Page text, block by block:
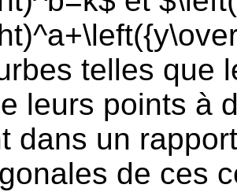
telles que
leurs points à
dans un
de ces